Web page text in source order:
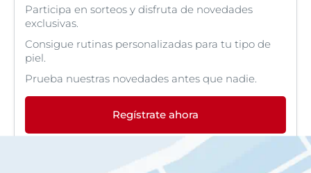
Participa en sorteos y disfruta de novedades
exclusivas.
Consigue rutinas personalizadas para tu tipo de
piel.
Prueba nuestras novedades antes que nadie.
Regístrate ahora